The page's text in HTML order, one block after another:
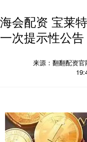
海会配资 宝莱
一次提示性公告
来源：翻翻配资官